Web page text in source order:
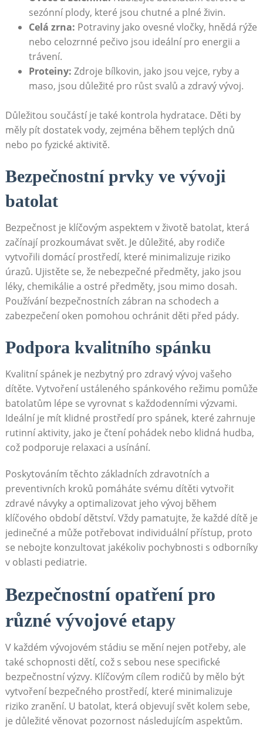
sezónní plody, které jsou chutné a plné živin.
Celá zrna: Potraviny jako ovesné vločky, hnědá rýže
nebo celozrnné pečivo jsou ideální pro energii a
trávení.
Proteiny: Zdroje bílkovin, jako jsou vejce, ryby a
maso, jsou důležité pro růst svalů a zdravý vývoj.
Důležitou součástí je také kontrola hydratace. Děti by
měly pít dostatek vody, zejména během teplých dnů
nebo po fyzické aktivitě.
Bezpečnostní prvky ve vývoji
batolat
Bezpečnost je klíčovým aspektem v životě batolat, která
začínají prozkoumávat svět. Je důležité, aby rodiče
vytvořili domácí prostředí, které minimalizuje riziko
úrazů. Ujistěte se, že nebezpečné předměty, jako jsou
léky, chemikálie a ostré předměty, jsou mimo dosah.
Používání bezpečnostních zábran na schodech a
zabezpečení oken pomohou ochránit děti před pády.
Podpora kvalitního spánku
Kvalitní spánek je nezbytný pro zdravý vývoj vašeho
dítěte. Vytvoření ustáleného spánkového režimu pomůže
batolatům lépe se vyrovnat s každodenními výzvami.
Ideální je mít klidné prostředí pro spánek, které zahrnuje
rutinní aktivity, jako je čtení pohádek nebo klidná hudba,
což podporuje relaxaci a usínání.
Poskytováním těchto základních zdravotních a
preventivních kroků pomáháte svému dítěti vytvořit
zdravé návyky a optimalizovat jeho vývoj během
klíčového období dětství. Vždy pamatujte, že každé dítě je
jedinečné a může potřebovat individuální přístup, proto
se nebojte konzultovat jakékoliv pochybnosti s odborníky
v oblasti pediatrie.
Bezpečnostní opatření pro
různé vývojové etapy
V každém vývojovém stádiu se mění nejen potřeby, ale
také schopnosti dětí, což s sebou nese specifické
bezpečnostní výzvy. Klíčovým cílem rodičů by mělo být
vytvoření bezpečného prostředí, které minimalizuje
riziko zranění. U batolat, která objevují svět kolem sebe,
je důležité věnovat pozornost následujícím aspektům.